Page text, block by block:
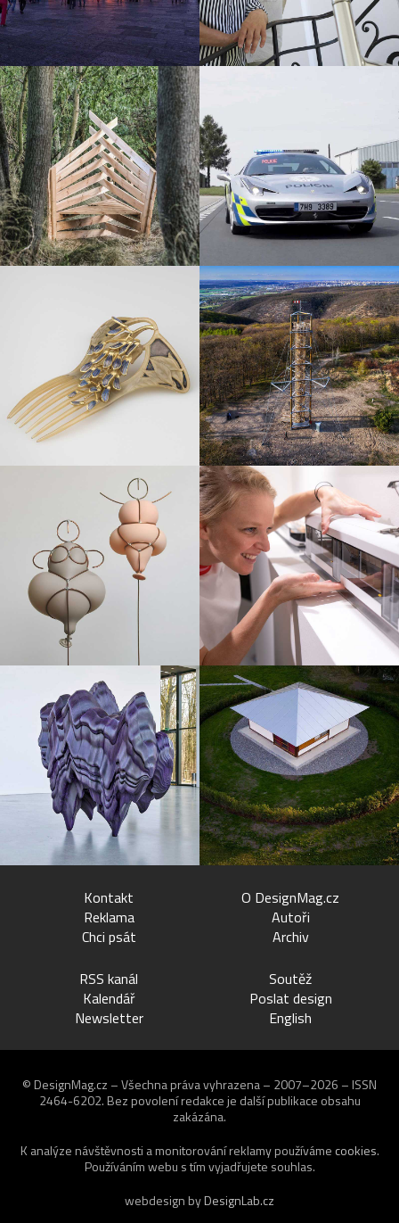
Kontakt
Reklama
Chci psát
O DesignMag.cz
Autoři
Archiv
RSS kanál
Kalendář
Newsletter
Soutěž
Poslat design
English
© DesignMag.cz – Všechna práva vyhrazena – 2007–2026 – ISSN
2464-6202. Bez povolení redakce je další publikace obsahu
zakázána.
K analýze návštěvnosti a monitorování reklamy používáme cookies.
Používáním webu s tím vyjadřujete souhlas.
webdesign byDesignLab.cz